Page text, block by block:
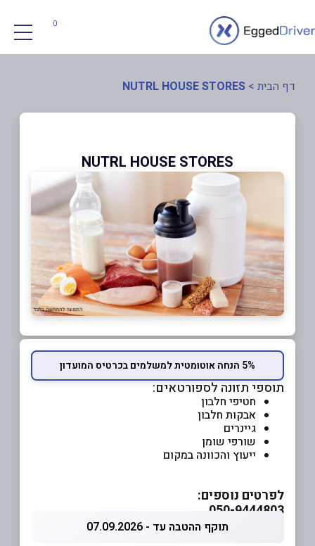
0
דף הבית >
NUTRL HOUSE STORES
NUTRL HOUSE STORES
5% הנחה אוטומטית למשלמים בכרטיס המועדון
תוספי תזונה לספורטאים:
חטיפי חלבון
אבקות חלבון
גיינרים
שורפי שומן
ייעוץ והכוונה במקום
לפרטים נוספים:
050-9444803
תוקף ההטבה עד - 07.09.2026